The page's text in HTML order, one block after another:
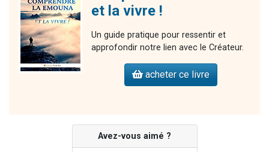
et la vivre !
Un guide pratique pour ressentir et
approfondir notre lien avec le Créateur.
acheter ce livre
Avez-vous aimé ?